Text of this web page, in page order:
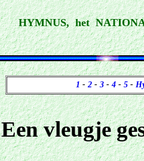
HYMNUS, het
1 - 2 - 3 -4 - 5 -
Een vleugje